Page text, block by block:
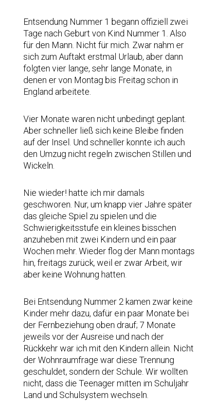
Entsendung Nummer 1 begann offiziell zwei
Tage nach Geburt von Kind Nummer 1. Also
für den Mann. Nicht für mich. Zwar nahm er
sich zum Auftakt erstmal Urlaub, aber dann
folgten vier lange, sehr lange Monate, in
denen er von Montag bis Freitag schon in
England arbeitete.
Vier Monate waren nicht unbedingt geplant.
Aber schneller ließ sich keine Bleibe finden
auf der Insel. Und schneller konnte ich auch
den Umzug nicht regeln zwischen Stillen und
Wickeln.
Nie wieder! hatte ich mir damals
geschworen. Nur, um knapp vier Jahre später
das gleiche Spiel zu spielen und die
Schwierigkeitsstufe ein kleines bisschen
anzuheben mit zwei Kindern und ein paar
Wochen mehr. Wieder flog der Mann montags
hin, freitags zurück, weil er zwar Arbeit, wir
aber keine Wohnung hatten.
Bei Entsendung Nummer 2 kamen zwar keine
Kinder mehr dazu, dafür ein paar Monate bei
der Fernbeziehung oben drauf; 7 Monate
jeweils vor der Ausreise und nach der
Rückkehr war ich mit den Kindern allein. Nicht
der Wohnraumfrage war diese Trennung
geschuldet, sondern der Schule. Wir wollten
nicht, dass die Teenager mitten im Schuljahr
Land und Schulsystem wechseln.